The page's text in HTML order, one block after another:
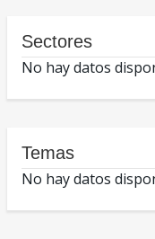
Sectores
No hay datos
Temas
No hay datos